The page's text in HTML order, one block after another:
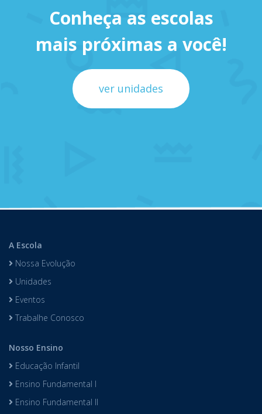
Conheça as escolas
mais próximas a você!
ver unidades
A Escola
Nossa Evolução
Unidades
Eventos
Trabalhe Conosco
Nosso Ensino
Educação Infantil
Ensino Fundamental I
Ensino Fundamental II